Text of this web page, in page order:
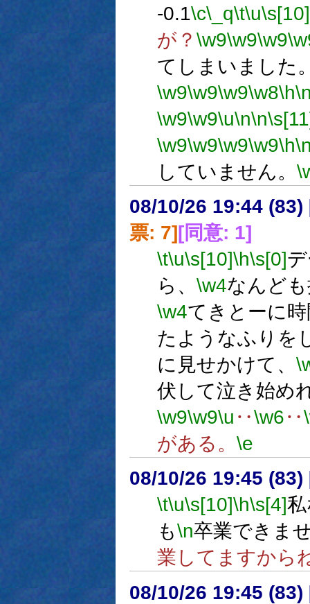
-0.1\c\_q\t\u\s[10]
が？ \w9\w9\w9
てしまいました
\w9\w9\w9\w8\h
\w9\w9\u\n\n
\w9\w9\w9\w9\h
していません。
08/10/26 19:44 (83)
票: 7][同意: 1]
\t\u\s[10]\h\s[0]
ら、 \w4なんど
\w4てきとーに
たようなふりを
に見せかけて、
伏して泣き始め
\w9\w9\u ‥\w6‥
がある。 \e
08/10/26 19:45 (83)
\t\u\s[10]\h\s[4]
も\n卒業できま
業してますから
08/10/26 19:45 (83)